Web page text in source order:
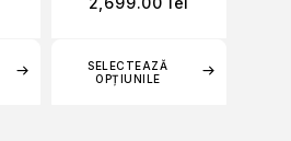
SELECTEAZĂ
OPȚIUNILE